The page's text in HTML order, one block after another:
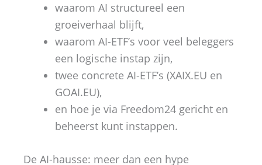
waarom AI structureel een
groeiverhaal blijft,
waarom AI-ETF’s voor veel beleggers
een logische instap zijn,
twee concrete AI-ETF’s (XAIX.EU en
GOAI.EU),
en hoe je via Freedom24 gericht en
beheerst kunt instappen.
De AI-hausse: meer dan een hype